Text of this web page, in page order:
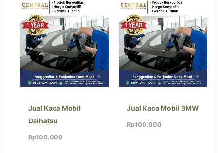
Jual Kaca Mobil
Daihatsu
Rp100.000
Jual Kaca Mobil BMW
Rp100.000